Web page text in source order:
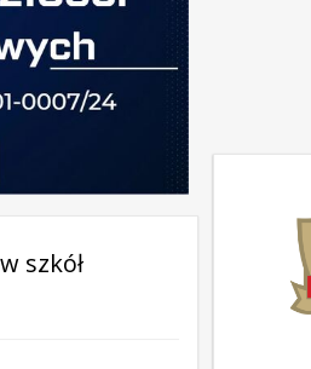
szkół